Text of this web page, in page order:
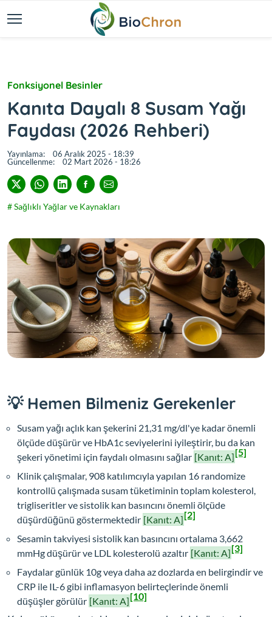
Fonksiyonel Besinler
Kanıta Dayalı 8 Susam Yağı
Faydası (2026 Rehberi)
Yayınlama:
06 Aralık 2025 - 18:39
Güncellenme:
02 Mart 2026 - 18:26
# Sağlıklı Yağlar ve Kaynakları
💡 Hemen Bilmeniz Gerekenler
Susam yağı açlık kan şekerini 21,31 mg/dl'ye kadar önemli
ölçüde düşürür ve HbA1c seviyelerini iyileştirir, bu da kan
şekeri yönetimi için faydalı olmasını sağlar [Kanıt: A][5]
Klinik çalışmalar, 908 katılımcıyla yapılan 16 randomize
kontrollü çalışmada susam tüketiminin toplam kolesterol,
trigliseritler ve sistolik kan basıncını önemli ölçüde
düşürdüğünü göstermektedir [Kanıt: A][2]
Sesamin takviyesi sistolik kan basıncını ortalama 3,662
mmHg düşürür ve LDL kolesterolü azaltır [Kanıt: A][3]
Faydalar günlük 10g veya daha az dozlarda en belirgindir ve
CRP ile IL-6 gibi inflamasyon belirteçlerinde önemli
düşüşler görülür [Kanıt: A][10]